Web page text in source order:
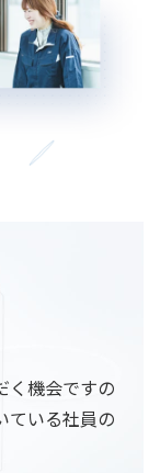
く機会ですの
ている社員の